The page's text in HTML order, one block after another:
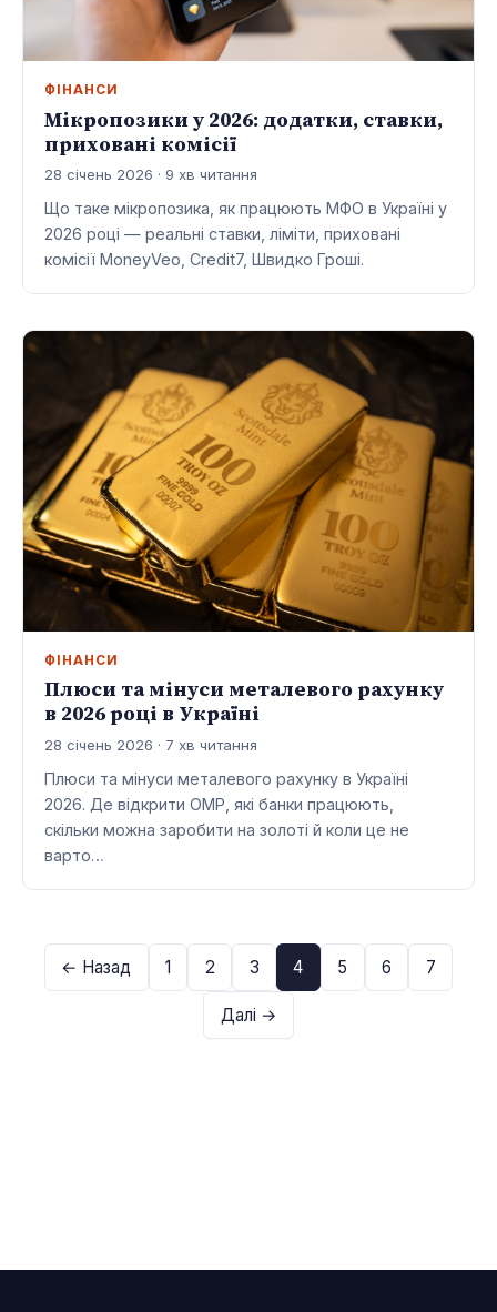
ФІНАНСИ
Мікропозики у 2026: додатки, ставки,
приховані комісії
28 січень 2026 · 9 хв читання
Що таке мікропозика, як працюють МФО в Україні у
2026 році — реальні ставки, ліміти, приховані
комісії MoneyVeo, Credit7, Швидко Гроші.
ФІНАНСИ
Плюси та мінуси металевого рахунку
в 2026 році в Україні
28 січень 2026 · 7 хв читання
Плюси та мінуси металевого рахунку в Україні
2026. Де відкрити ОМР, які банки працюють,
скільки можна заробити на золоті й коли це не
варто…
← Назад 1 2 3 4 5 6 7
Далі →